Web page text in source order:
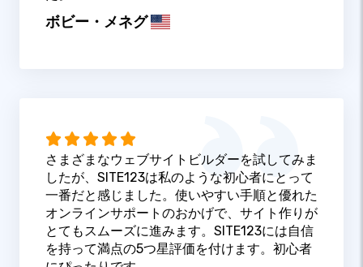
ボビー・メネグ
さまざまなウェブサイトビルダーを試してみま
したが、SITE123は私のような初心者にとって
一番だと感じました。使いやすい手順と優れた
オンラインサポートのおかげで、サイト作りが
とてもスムーズに進みます。SITE123には自信
を持って満点の5つ星評価を付けます。初心者